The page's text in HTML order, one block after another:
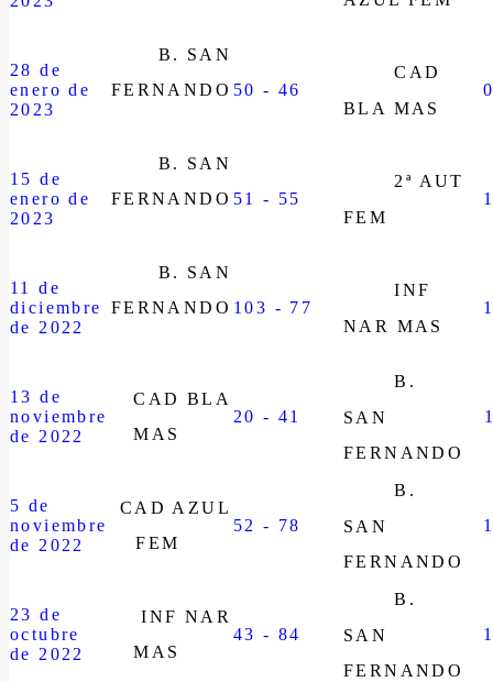
28 de
enero de
2023
B. SAN
FERNANDO 50 - 46
CAD
BLA MAS
15 de
enero de
2023
B. SAN
FERNANDO 51 - 55
2ª AUT
FEM
11 de
diciembre
de 2022
B. SAN
FERNANDO 103 - 77
INF
NAR MAS
13 de
noviembre
de 2022
CAD BLA
MAS
20 - 41
B.
SAN
FERNANDO
5 de
noviembre
de 2022
CAD AZUL
FEM
52 - 78
B.
SAN
FERNANDO
23 de
octubre
de 2022
INF NAR
MAS
43 - 84
B.
SAN
FERNANDO